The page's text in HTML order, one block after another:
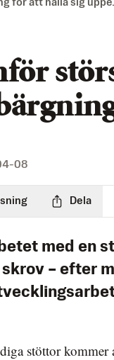
för att hålla sig
08
Dela
med en
skrov – efter
stöttor kommer